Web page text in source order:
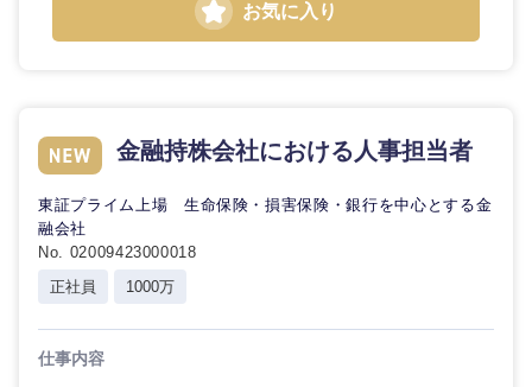
クリエイ
ティブ
コンサル
タント
専門職
技術職
その他企画業務
専門職
技術職（IT）、Webサービス・制作、ゲーム
技術職（モノづくり）
金融
小売・通販・外食
IT・通信
スタートアップ企
転勤なし 海外勤務あり
お気に入り
金融持株会社における人事担当者
東証プライム上場 生命保険・損害保険・銀行を中心とする金
融会社
No. 02009423000018
正社員
1000万
仕事内容